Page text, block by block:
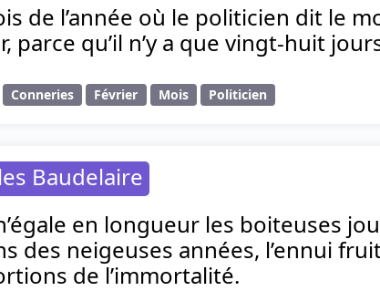
de l’année où le politicien dit le
parce qu’il n’y a que vingt-huit
Conneries Février Mois Politicien
Baudelaire
en longueur les boiteuses
des neigeuses années, l’ennui
de l’immortalité.